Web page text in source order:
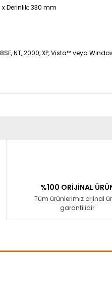
Derinlik: 330 mm
NT, 2000, XP, Vista™ veya
%100 ORİJİNAL
Tüm ürünlerimiz orjinal
garantilidir